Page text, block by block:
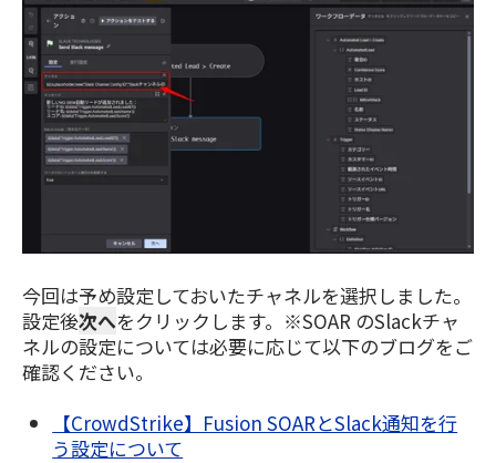
今回は予め設定しておいたチャネルを選択しました。
設定後次へをクリックします。※SOAR のSlackチャ
ネルの設定については必要に応じて以下のブログをご
確認ください。
【CrowdStrike】Fusion SOARとSlack通知を行
う設定について